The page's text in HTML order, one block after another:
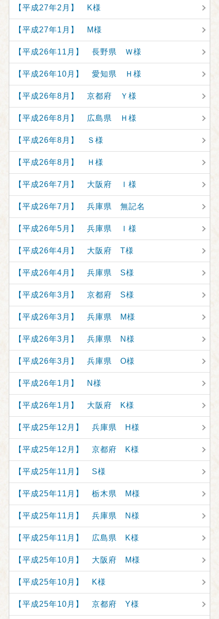
【平成27年2月】 K様
【平成27年1月】 M様
【平成26年11月】 長野県 Ｗ様
【平成26年10月】 愛知県 Ｈ様
【平成26年8月】 京都府 Ｙ様
【平成26年8月】 広島県 Ｈ様
【平成26年8月】 Ｓ様
【平成26年8月】 Ｈ様
【平成26年7月】 大阪府 Ｉ様
【平成26年7月】 兵庫県 無記名
【平成26年5月】 兵庫県 Ｉ様
【平成26年4月】 大阪府 T様
【平成26年4月】 兵庫県 S様
【平成26年3月】 京都府 S様
【平成26年3月】 兵庫県 M様
【平成26年3月】 兵庫県 N様
【平成26年3月】 兵庫県 O様
【平成26年1月】 N様
【平成26年1月】 大阪府 K様
【平成25年12月】 兵庫県 H様
【平成25年12月】 京都府 K様
【平成25年11月】 S様
【平成25年11月】 栃木県 M様
【平成25年11月】 兵庫県 N様
【平成25年11月】 広島県 K様
【平成25年10月】 大阪府 M様
【平成25年10月】 K様
【平成25年10月】 京都府 Y様